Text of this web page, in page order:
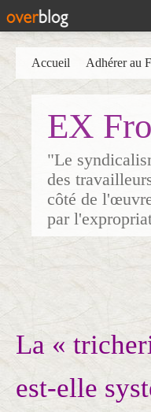
EX
"Le
des
côté de
par
Accueil Adhérer au
La «
est-elle